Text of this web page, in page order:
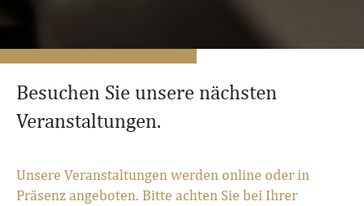
Besuchen Sie unsere nächsten
Veranstaltungen.
Unsere Veranstaltungen werden online oder in
Präsenz angeboten. Bitte achten Sie bei Ihrer